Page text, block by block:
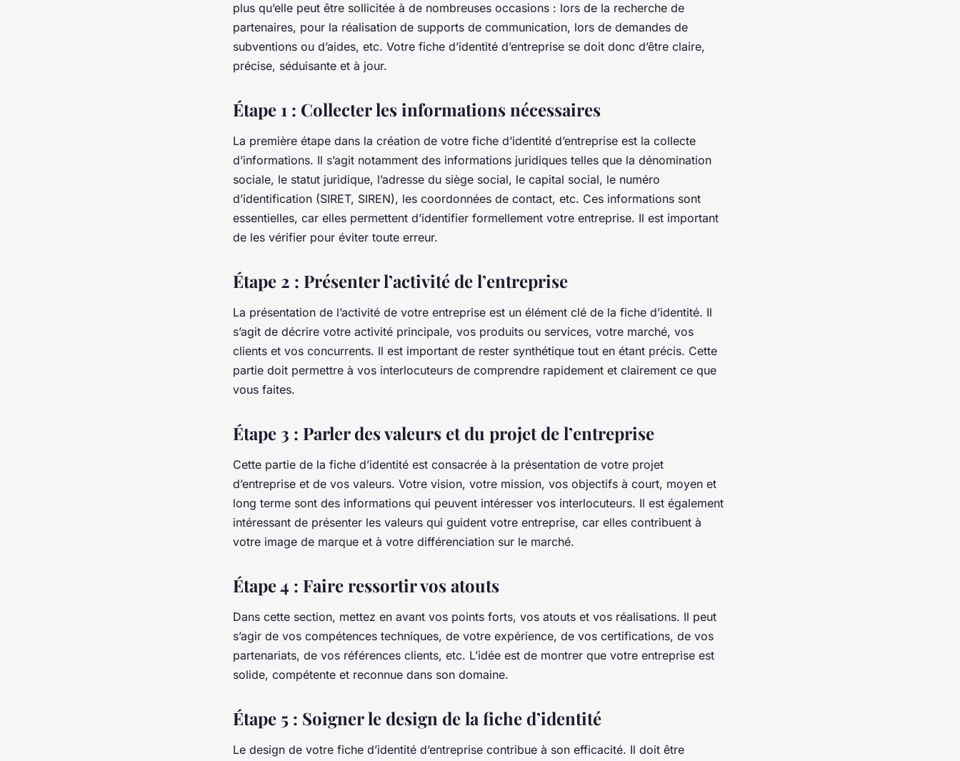
plus qu’elle peut être sollicitée à de nombreuses occasions : lors de la recherche de
partenaires, pour la réalisation de supports de communication, lors de demandes de
subventions ou d’aides, etc. Votre fiche d’identité d’entreprise se doit donc d’être claire,
précise, séduisante et à jour.
Étape 1 : Collecter les informations nécessaires
La première étape dans la création de votre fiche d’identité d’entreprise est la collecte
d’informations. Il s’agit notamment des informations juridiques telles que la dénomination
sociale, le statut juridique, l’adresse du siège social, le capital social, le numéro
d’identification (SIRET, SIREN), les coordonnées de contact, etc. Ces informations sont
essentielles, car elles permettent d’identifier formellement votre entreprise. Il est important
de les vérifier pour éviter toute erreur.
Étape 2 : Présenter l’activité de l’entreprise
La présentation de l’activité de votre entreprise est un élément clé de la fiche d’identité. Il
s’agit de décrire votre activité principale, vos produits ou services, votre marché, vos
clients et vos concurrents. Il est important de rester synthétique tout en étant précis. Cette
partie doit permettre à vos interlocuteurs de comprendre rapidement et clairement ce que
vous faites.
Étape 3 : Parler des valeurs et du projet de l’entreprise
Cette partie de la fiche d’identité est consacrée à la présentation de votre projet
d’entreprise et de vos valeurs. Votre vision, votre mission, vos objectifs à court, moyen et
long terme sont des informations qui peuvent intéresser vos interlocuteurs. Il est également
intéressant de présenter les valeurs qui guident votre entreprise, car elles contribuent à
votre image de marque et à votre différenciation sur le marché.
Étape 4 : Faire ressortir vos atouts
Dans cette section, mettez en avant vos points forts, vos atouts et vos réalisations. Il peut
s’agir de vos compétences techniques, de votre expérience, de vos certifications, de vos
partenariats, de vos références clients, etc. L’idée est de montrer que votre entreprise est
solide, compétente et reconnue dans son domaine.
Étape 5 : Soigner le design de la fiche d’identité
Le design de votre fiche d’identité d’entreprise contribue à son efficacité. Il doit être